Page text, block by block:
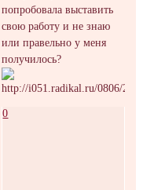
попробовала выставить
свою работу и не знаю
или правельно у меня
получилось?
0